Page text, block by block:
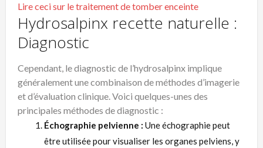
Lire ceci sur le traitement de tomber enceinte
Hydrosalpinx recette naturelle :
Diagnostic
Cependant, le diagnostic de l’hydrosalpinx implique
généralement une combinaison de méthodes d’imagerie
et d’évaluation clinique. Voici quelques-unes des
principales méthodes de diagnostic :
Échographie pelvienne : Une échographie peut
être utilisée pour visualiser les organes pelviens, y